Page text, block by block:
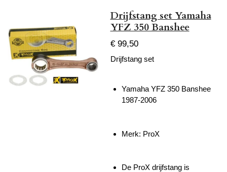
Drijfstang set Yamaha
YFZ 350 Banshee
€ 99,50
Drijfstang set
Yamaha YFZ 350 Banshee
1987-2006
Merk: ProX
De ProX drijfstang is